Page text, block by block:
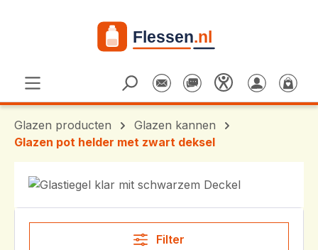
Glazen producten
Glazen kannen
Glazen pot helder met zwart deksel
Filter